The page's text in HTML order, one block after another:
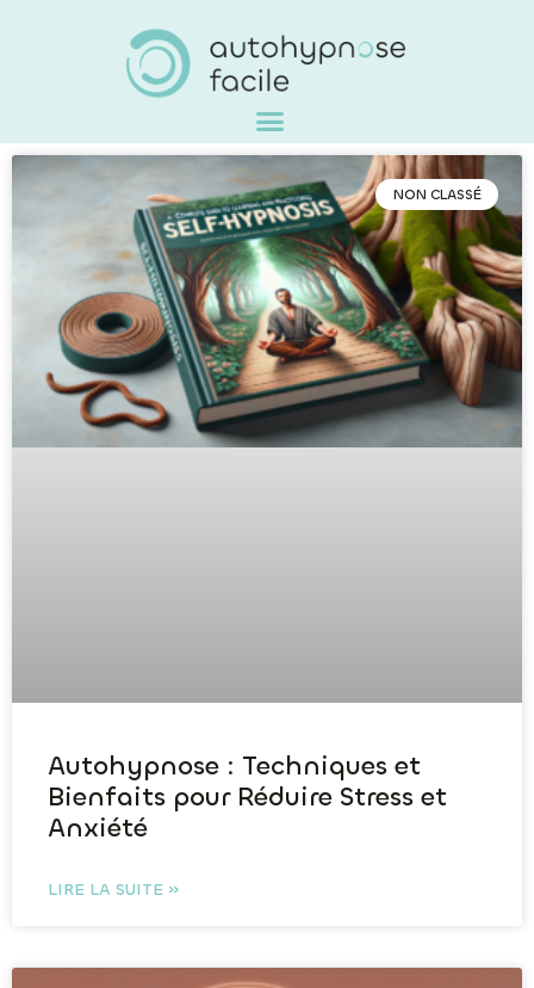
NON CLASSÉ
Autohypnose : Techniques et
Bienfaits pour Réduire Stress et
Anxiété
LIRE LA SUITE »